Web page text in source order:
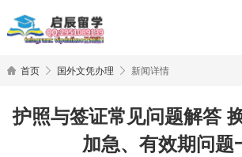
首页 国外文凭办理 新闻详情
护照与签证常见问题解答
加急、有效期问题